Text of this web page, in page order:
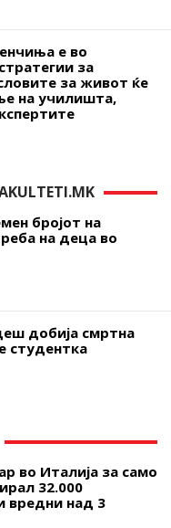
е во
за
за живот ќе
на училишта,
бројот на
на деца во
добија смртна
студентка
во Италија за само
32.000
вредни над 3